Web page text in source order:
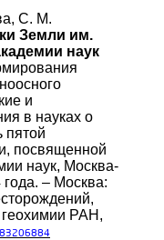
С. М.
Земли им.
наук
и
в науках о
пятой
посвященной
наук, Москва-
– Москва:
геохимии РАН,
83206884